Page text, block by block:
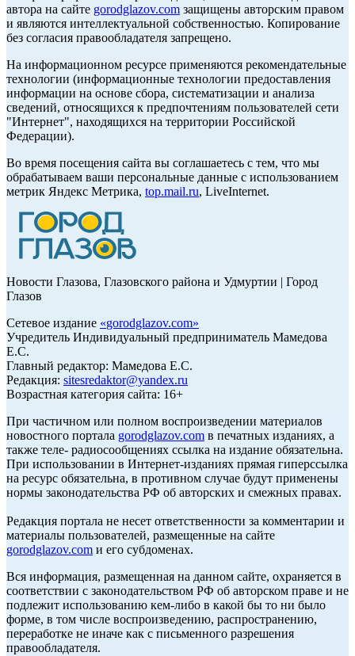
автора на сайте gorodglazov.com защищены авторским правом
и являются интеллектуальной собственностью. Копирование
без согласия правообладателя запрещено.
На информационном ресурсе применяются рекомендательные
технологии (информационные технологии предоставления
информации на основе сбора, систематизации и анализа
сведений, относящихся к предпочтениям пользователей сети
"Интернет", находящихся на территории Российской
Федерации).
Во время посещения сайта вы соглашаетесь с тем, что мы
обрабатываем ваши персональные данные с использованием
метрик Яндекс Метрика, top.mail.ru, LiveInternet.
Новости Глазова, Глазовского района и Удмуртии | Город
Глазов
Сетевое издание «gorodglazov.com»
Учредитель Индивидуальный предприниматель Мамедова
Е.С.
Главный редактор: Мамедова Е.С.
Редакция: sitesredaktor@yandex.ru
Возрастная категория сайта: 16+
При частичном или полном воспроизведении материалов
новостного портала gorodglazov.com в печатных изданиях, а
также теле- радиосообщениях ссылка на издание обязательна.
При использовании в Интернет-изданиях прямая гиперссылка
на ресурс обязательна, в противном случае будут применены
нормы законодательства РФ об авторских и смежных правах.
Редакция портала не несет ответственности за комментарии и
материалы пользователей, размещенные на сайте
gorodglazov.com и его субдоменах.
Вся информация, размещенная на данном сайте, охраняется в
соответствии с законодательством РФ об авторском праве и не
подлежит использованию кем-либо в какой бы то ни было
форме, в том числе воспроизведению, распространению,
переработке не иначе как с письменного разрешения
правообладателя.